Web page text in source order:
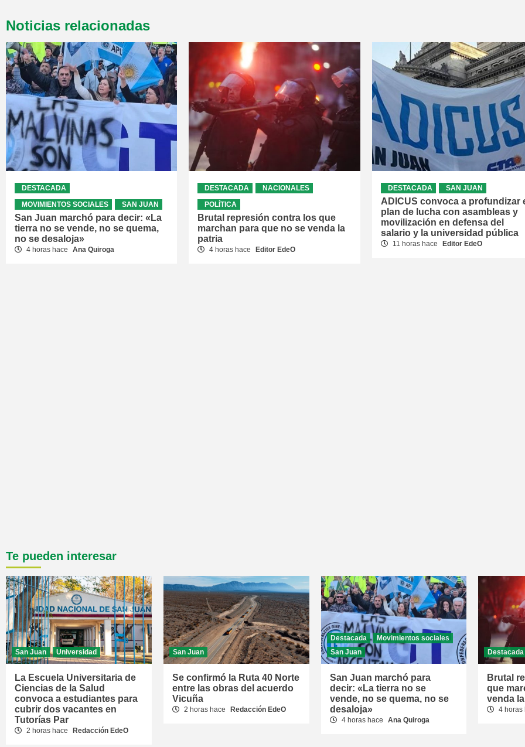
Noticias relacionadas
DESTACADA
MOVIMIENTOS SOCIALES
SAN JUAN
San Juan marchó para decir: «La
tierra no se vende, no se quema,
no se desaloja»
4 horas hace Ana Quiroga
DESTACADA
NACIONALES
POLÍTICA
Brutal represión contra los que
marchan para que no se venda la
patria
4 horas hace Editor EdeO
DESTACADA SAN JUAN
ADICUS convoca a profundizar
plan de lucha con asambleas y
movilización en defensa del
salario y la universidad pública
11 horas hace Editor EdeO
Te pueden interesar
San Juan Universidad
La Escuela Universitaria de
Ciencias de la Salud
convoca a estudiantes para
cubrir dos vacantes en
Tutorías Par
2 horas hace Redacción EdeO
San Juan
Se confirmó la Ruta 40 Norte
entre las obras del acuerdo
Vicuña
2 horas hace Redacción EdeO
Destacada
Movimientos sociales
San Juan
San Juan marchó para
decir: «La tierra no se
vende, no se quema, no se
desaloja»
4 horas hace Ana Quiroga
Destacada
Brutal
que
venda
4